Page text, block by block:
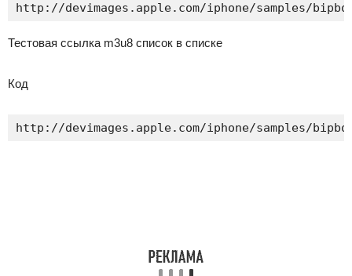
http://devimages.apple.com/iphone/samples/
Тестовая ссылка m3u8 список в списке
Код
http://devimages.apple.com/iphone/samples/